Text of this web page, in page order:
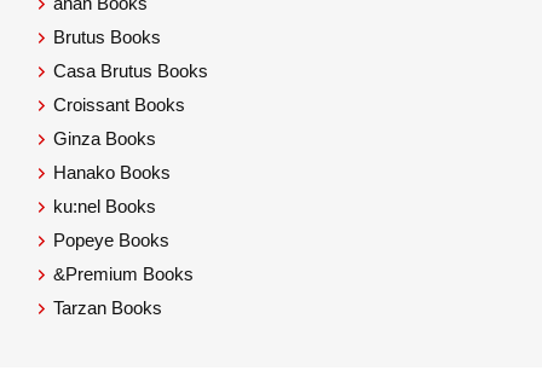
Brutus Books
Casa Brutus Books
Croissant Books
Ginza Books
Hanako Books
ku:nel Books
Popeye Books
&Premium Books
Tarzan Books